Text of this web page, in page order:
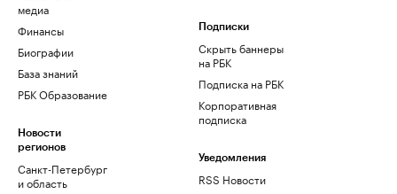
медиа
Финансы
Биографии
База знаний
РБК Образование
Новости
регионов
Санкт-Петербург
и область
Подписки
Скрыть баннеры
на РБК
Подписка на РБК
Корпоративная
подписка
Уведомления
RSS Новости